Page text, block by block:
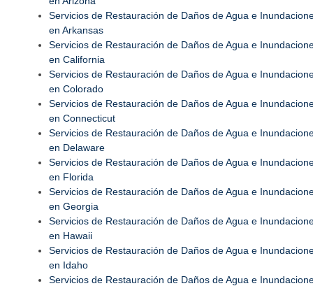
Servicios de Restauración de Daños de Agua e
en Arkansas
Servicios de Restauración de Daños de Agua e
en California
Servicios de Restauración de Daños de Agua e
en Colorado
Servicios de Restauración de Daños de Agua e
en Connecticut
Servicios de Restauración de Daños de Agua e
en Delaware
Servicios de Restauración de Daños de Agua e
en Florida
Servicios de Restauración de Daños de Agua e
en Georgia
Servicios de Restauración de Daños de Agua e
en Hawaii
Servicios de Restauración de Daños de Agua e
en Idaho
Servicios de Restauración de Daños de Agua e